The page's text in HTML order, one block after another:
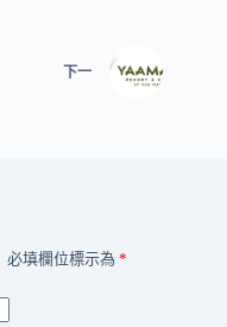
下一
必填欄位標示為 *